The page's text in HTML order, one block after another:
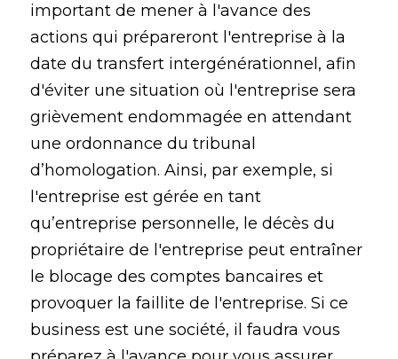
important de mener à l'avance des
actions qui prépareront l'entreprise à la
date du transfert intergénérationnel, afin
d'éviter une situation où l'entreprise sera
grièvement endommagée en attendant
une ordonnance du tribunal
d’homologation. Ainsi, par exemple, si
l'entreprise est gérée en tant
qu’entreprise personnelle, le décès du
propriétaire de l'entreprise peut entraîner
le blocage des comptes bancaires et
provoquer la faillite de l'entreprise. Si ce
business est une société, il faudra vous